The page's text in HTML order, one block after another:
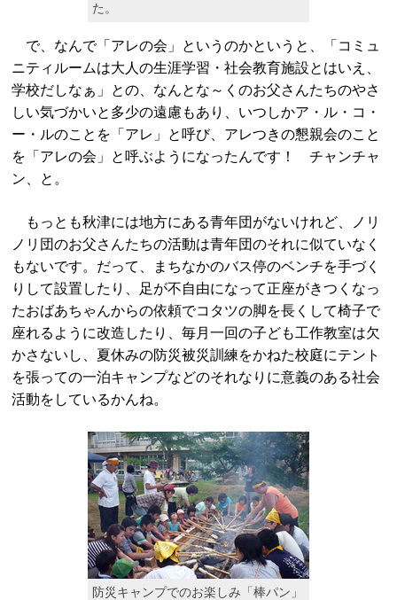
た。
で、なんで「アレの会」というのかというと、「コミュ
ニティルームは大人の生涯学習・社会教育施設とはいえ、
学校だしなぁ」との、なんとな～くのお父さんたちのやさ
しい気づかいと多少の遠慮もあり、いつしかア・ル・コ・
ー・ルのことを「アレ」と呼び、アレつきの懇親会のこと
を「アレの会」と呼ぶようになったんです！ チャンチャ
ン、と。
もっとも秋津には地方にある青年団がないけれど、ノリ
ノリ団のお父さんたちの活動は青年団のそれに似ていなく
もないです。だって、まちなかのバス停のベンチを手づく
りして設置したり、足が不自由になって正座がきつくなっ
たおばあちゃんからの依頼でコタツの脚を長くして椅子で
座れるように改造したり、毎月一回の子ども工作教室は欠
かさないし、夏休みの防災被災訓練をかねた校庭にテント
を張っての一泊キャンプなどのそれなりに意義のある社会
活動をしているかんね。
防災キャンプでのお楽しみ「棒パン」